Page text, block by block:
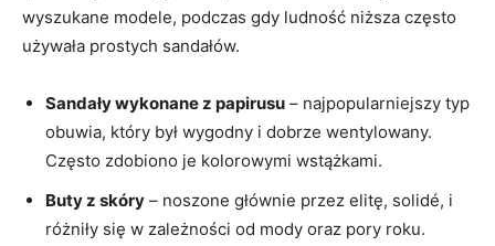
wyszukane modele, podczas gdy ⁢ludność niższa często
używała ‌prostych ‍sandałów.
Sandały wykonane z papirusu – najpopularniejszy typ
⁣obuwia, który⁣ był wygodny i dobrze wentylowany.
Często zdobiono je kolorowymi wstążkami.
Buty z skóry – noszone głównie przez elitę, solidé, i
różniły się w zależności od ⁤mody oraz pory roku.